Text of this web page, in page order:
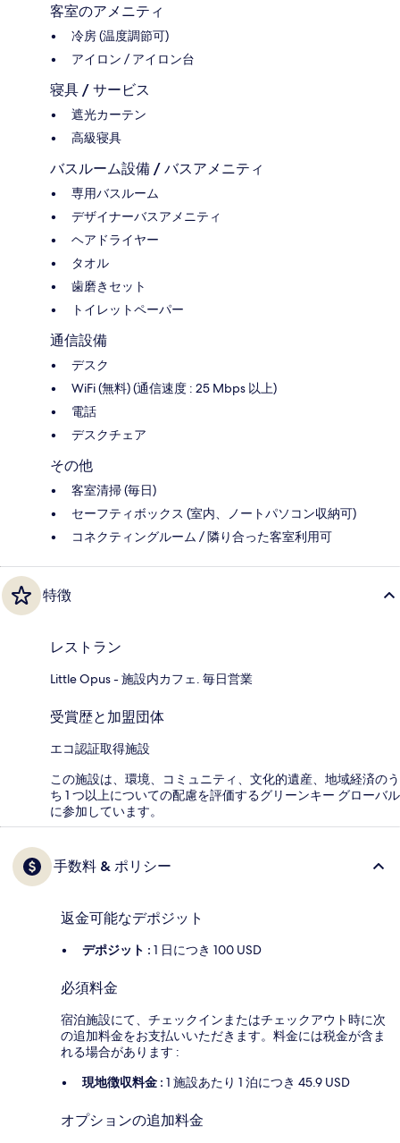
客室のアメニティ
冷房 (温度調節可)
アイロン / アイロン台
寝具 / サービス
遮光カーテン
高級寝具
バスルーム設備 / バスアメニティ
専用バスルーム
デザイナーバスアメニティ
ヘアドライヤー
タオル
歯磨きセット
トイレットペーパー
通信設備
デスク
WiFi (無料) (通信速度 : 25 Mbps 以上)
電話
デスクチェア
その他
客室清掃 (毎日)
セーフティボックス (室内、ノートパソコン収納可)
コネクティングルーム / 隣り合った客室利用可
特徴
レストラン
Little Opus - 施設内カフェ. 毎日営業
受賞歴と加盟団体
エコ認証取得施設
この施設は、環境、コミュニティ、文化的遺産、地域経済のう
ち 1 つ以上についての配慮を評価するグリーンキー グローバル
に参加しています。
手数料 & ポリシー
返金可能なデポジット
デポジット : 1 日につき 100 USD
必須料金
宿泊施設にて、チェックインまたはチェックアウト時に次
の追加料金をお支払いいただきます。料金には税金が含ま
れる場合があります :
現地徴収料金 : 1 施設あたり 1 泊につき 45.9 USD
オプションの追加料金